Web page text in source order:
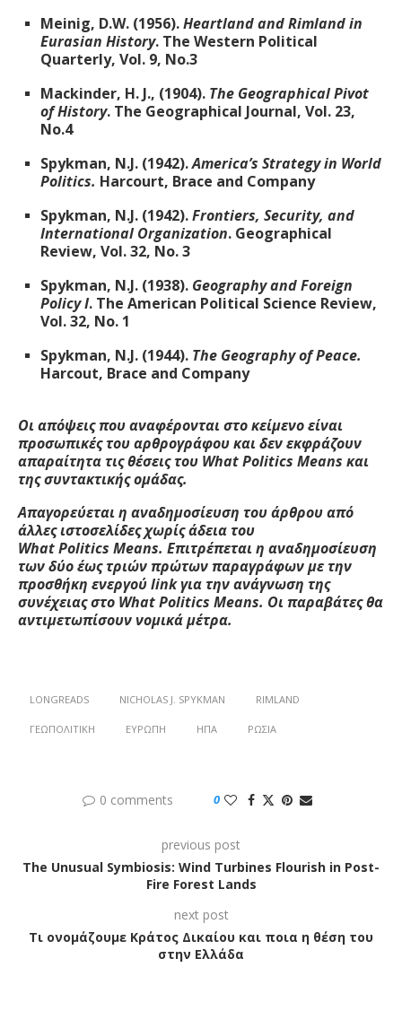
Meinig, D.W. (1956).Heartland and Rimland in
Eurasian History. The Western Political
Quarterly, Vol. 9, No.3
Mackinder, H. J., (1904). The Geographical Pivot
of History. The Geographical Journal, Vol. 23,
No.4
Spykman, N.J. (1942).America’s Strategy in World
Politics. Harcourt, Brace and Company
Spykman, N.J. (1942).Frontiers, Security, and
International Organization. Geographical
Review, Vol. 32, No. 3
Spykman, N.J. (1938). Geography and Foreign
Policy I. The American Political Science Review,
Vol. 32, No. 1
Spykman, N.J. (1944). The Geography of Peace.
Harcout, Brace and Company
Οι απόψεις που αναφέρονται στο κείμενο είναι
προσωπικές του αρθρογράφου και δεν εκφράζουν
απαραίτητα τις θέσεις του WhatPolitics Means και
της συντακτικής ομάδας.
Απαγορεύεται η αναδημοσίευση του άρθρου από
άλλες ιστοσελίδες χωρίς άδεια του
WhatPolitics Means. Επιτρέπεται η αναδημοσίευση
των δύο έως τριών πρώτων παραγράφων με την
προσθήκη ενεργούlinkγια την ανάγνωση της
συνέχειας στο WhatPolitics Means. Οι παραβάτες θα
αντιμετωπίσουν νομικά μέτρα.
LONGREADS NICHOLAS J. SPYKMAN RIMLAND
ΓΕΩΠΟΛΙΤΙΚΉ ΕΥΡΏΠΗ ΗΠΑ ΡΩΣΊΑ
0 comments 0
previous post
The Unusual Symbiosis: Wind Turbines Flourish in Post-
Fire Forest Lands
next post
Τι ονομάζουμε Κράτος Δικαίου και ποια η θέση του
στην Ελλάδα